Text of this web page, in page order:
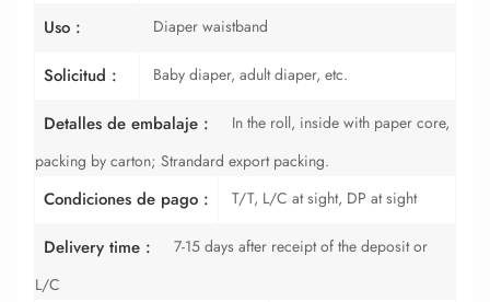
Uso : Diaper waistband
Solicitud : Baby diaper, adult diaper, etc.
Detalles de embalaje :
In the roll, inside with paper core,
packing by carton; Strandard export packing.
Condiciones de pago : T/T, L/C at sight, DP at sight
Delivery time :
7-15 days after receipt of the deposit or
L/C